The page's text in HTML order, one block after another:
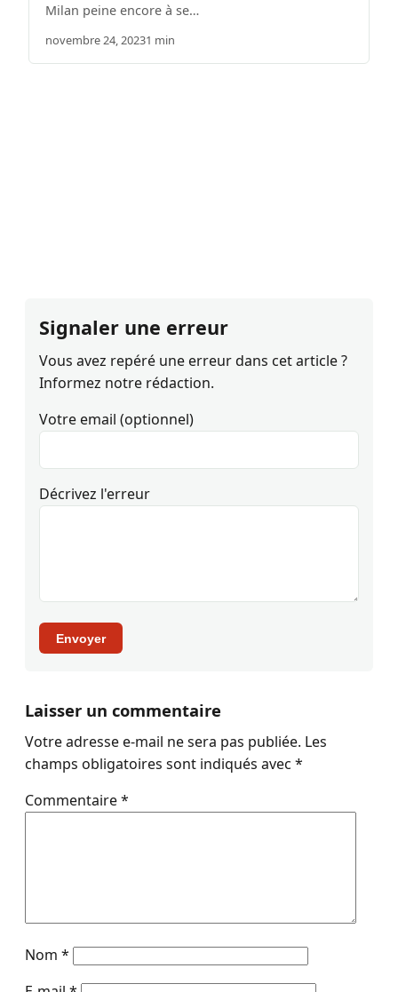
Milan peine encore à se…
novembre 24, 20231 min
Signaler une erreur
Vous avez repéré une erreur dans cet article ?
Informez notre rédaction.
Votre email (optionnel)
Décrivez l'erreur
Envoyer
Laisser un commentaire
Votre adresse e-mail ne sera pas publiée. Les
champs obligatoires sont indiqués avec *
Commentaire*
Nom *